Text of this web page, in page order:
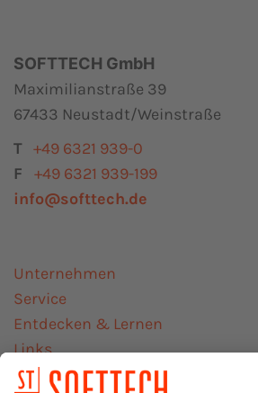
SOFTTECH GmbH
Maximilianstraße 39
67433 Neustadt/Weinstraße
T +49 6321 939-0
F
+49 6321 939-199
info@softtech.de
Unternehmen
Service
Entdecken & Lernen
Links